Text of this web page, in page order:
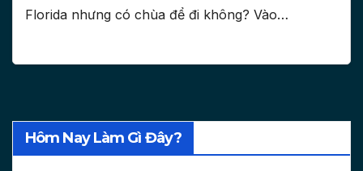
Florida nhưng có chùa để đi không? Vào…
Hôm Nay Làm Gì Đây?